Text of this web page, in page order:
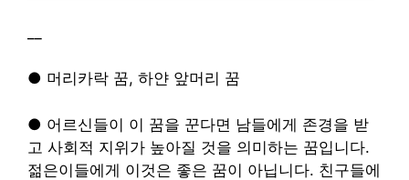
● 머리카락 꿈, 하얀 앞머리 꿈
● 어르신들이 이 꿈을 꾼다면 남들에게 존경을 받
고 사회적 지위가 높아질 것을 의미하는 꿈입니다.
젊은이들에게 이것은 좋은 꿈이 아닙니다. 친구들에